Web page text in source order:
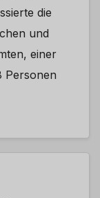
die
und
einer
Personen